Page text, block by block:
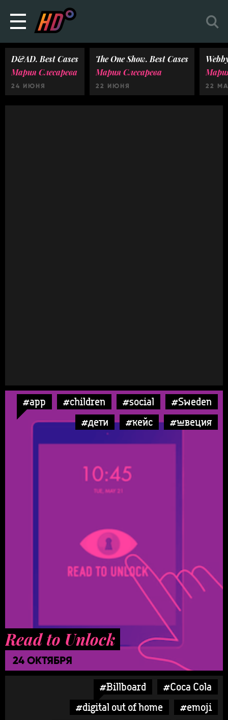
D&AD. Best Cases
Мария Слесарева
24 ИЮНЯ
The One Show. Best Cases
Мария Слесарева
22 ИЮНЯ 22
#app #children #social
#Sweden
#дети
#кейс #швеция
Read to Unlock
24 ОКТЯБРЯ
#Billboard
#Coca Cola
#digital out of home
#emoji